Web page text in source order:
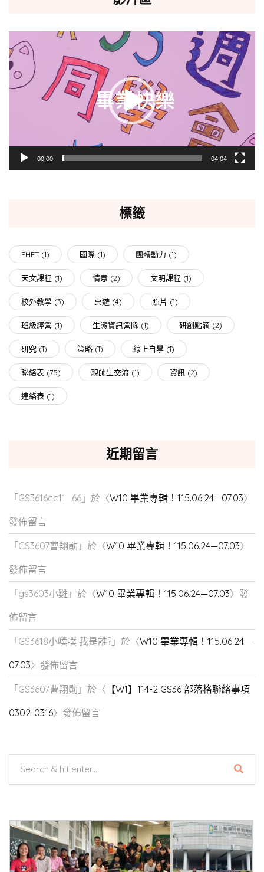
訊
播
放
00:00 04:04
標籤
PHET(1) 國際 (1) 團體動力 (1)
天文課程 (1) 情意 (2) 文明課程 (1)
校外教學 (3) 桌遊 (4) 照片 (1)
班級經營 (1) 生態資訊營隊 (1) 研創點滴 (2)
研究 (1) 策略 (1) 線上自學 (1)
聯絡表 (75) 親師生交流 (1) 資訊 (2)
連絡表 (1)
近期留言
「 GS3616cc11_66 」於〈W10 畢業專輯！115.06.24—07.03〉
發佈留言
「 GS3607曹翔勛 」於〈W10 畢業專輯！115.06.24—07.03〉
發佈留言
「 gs3603小雞 」於〈W10 畢業專輯！115.06.24—07.03〉發
佈留言
「 GS3618小噗噗 我是誰? 」於〈W10 畢業專輯！115.06.24—
07.03〉發佈留言
「 GS3607曹翔勛 」於〈 【W1】114-2 GS36 部落格聯絡事項
0302-0316〉發佈留言